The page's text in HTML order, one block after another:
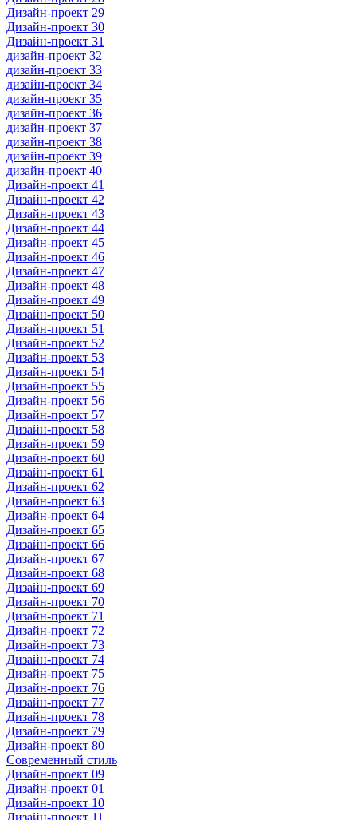
Дизайн-проект 29
Дизайн-проект 30
Дизайн-проект 31
дизайн-проект 32
дизайн-проект 33
дизайн-проект 34
дизайн-проект 35
дизайн-проект 36
дизайн-проект 37
дизайн-проект 38
дизайн-проект 39
дизайн-проект 40
Дизайн-проект 41
Дизайн-проект 42
Дизайн-проект 43
Дизайн-проект 44
Дизайн-проект 45
Дизайн-проект 46
Дизайн-проект 47
Дизайн-проект 48
Дизайн-проект 49
Дизайн-проект 50
Дизайн-проект 51
Дизайн-проект 52
Дизайн-проект 53
Дизайн-проект 54
Дизайн-проект 55
Дизайн-проект 56
Дизайн-проект 57
Дизайн-проект 58
Дизайн-проект 59
Дизайн-проект 60
Дизайн-проект 61
Дизайн-проект 62
Дизайн-проект 63
Дизайн-проект 64
Дизайн-проект 65
Дизайн-проект 66
Дизайн-проект 67
Дизайн-проект 68
Дизайн-проект 69
Дизайн-проект 70
Дизайн-проект 71
Дизайн-проект 72
Дизайн-проект 73
Дизайн-проект 74
Дизайн-проект 75
Дизайн-проект 76
Дизайн-проект 77
Дизайн-проект 78
Дизайн-проект 79
Дизайн-проект 80
Современный стиль
Дизайн-проект 09
Дизайн-проект 01
Дизайн-проект 10
Дизайн-проект 11